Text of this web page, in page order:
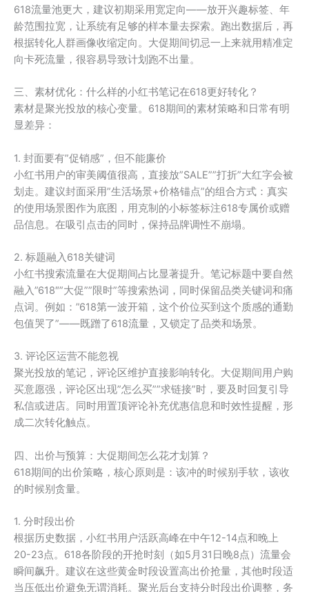
618流量池更大，建议初期采用宽定向——放开兴趣标签、年
龄范围拉宽，让系统有足够的样本量去探索。跑出数据后，再
根据转化人群画像收缩定向。大促期间切忌一上来就用精准定
向卡死流量，很容易导致计划跑不出量。
三、素材优化：什么样的小红书笔记在618更好转化？
素材是聚光投放的核心变量。618期间的素材策略和日常有明
显差异：
1. 封面要有”促销感”，但不能廉价
小红书用户的审美阈值很高，直接放”SALE””打折”大红字会被
划走。建议封面采用”生活场景+价格锚点”的组合方式：真实
的使用场景图作为底图，用克制的小标签标注618专属价或赠
品信息。在吸引点击的同时，保持品牌调性不崩塌。
2. 标题融入618关键词
小红书搜索流量在大促期间占比显著提升。笔记标题中要自然
融入”618″”大促””限时”等搜索热词，同时保留品类关键词和痛
点词。例如：”618第一波开箱，这个价位买到这个质感的通勤
包值哭了”——既蹭了618流量，又锁定了品类和场景。
3. 评论区运营不能忽视
聚光投放的笔记，评论区维护直接影响转化。大促期间用户购
买意愿强，评论区出现”怎么买””求链接”时，要及时回复引导
私信或进店。同时用置顶评论补充优惠信息和时效性提醒，形
成二次转化触点。
四、出价与预算：大促期间怎么花才划算？
618期间的出价策略，核心原则是：该冲的时候别手软，该收
的时候别贪量。
1. 分时段出价
根据历史数据，小红书用户活跃高峰在中午12-14点和晚上
20-23点。618各阶段的开抢时刻（如5月31日晚8点）流量会
瞬间飙升。建议在这些黄金时段设置高出价抢量，其他时段适
当压低出价避免无谓消耗。聚光后台支持分时段出价调整，务